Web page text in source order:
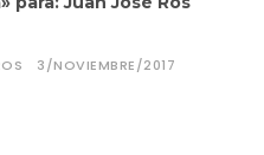
3/NOVIEMBRE/2017